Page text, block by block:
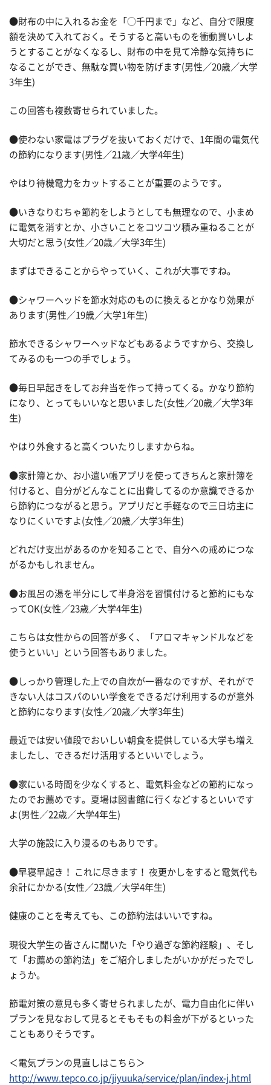
●財布の中に入れるお金を「○千円まで」など、自分で限度
額を決めて入れておく。そうすると高いものを衝動買いしよ
うとすることがなくなるし、財布の中を見て冷静な気持ちに
なることができ、無駄な買い物を防げます(男性／20歳／大学
3年生)
この回答も複数寄せられていました。
●使わない家電はプラグを抜いておくだけで、1年間の電気代
の節約になります(男性／21歳／大学4年生)
やはり待機電力をカットすることが重要のようです。
●いきなりむちゃ節約をしようとしても無理なので、小まめ
に電気を消すとか、小さいことをコツコツ積み重ねることが
大切だと思う(女性／20歳／大学3年生)
まずはできることからやっていく、これが大事ですね。
●シャワーヘッドを節水対応のものに換えるとかなり効果が
あります(男性／19歳／大学1年生)
節水できるシャワーヘッドなどもあるようですから、交換し
てみるのも一つの手でしょう。
●毎日早起きをしてお弁当を作って持ってくる。かなり節約
になり、とってもいいなと思いました(女性／20歳／大学3年
生)
やはり外食すると高くついたりしますからね。
●家計簿とか、お小遣い帳アプリを使ってきちんと家計簿を
付けると、自分がどんなことに出費してるのか意識できるか
ら節約につながると思う。アプリだと手軽なので三日坊主に
なりにくいですよ(女性／20歳／大学3年生)
どれだけ支出があるのかを知ることで、自分への戒めにつな
がるかもしれません。
●お風呂の湯を半分にして半身浴を習慣付けると節約にもな
ってOK(女性／23歳／大学4年生)
こちらは女性からの回答が多く、「アロマキャンドルなどを
使うといい」という回答もありました。
●しっかり管理した上での自炊が一番なのですが、それがで
きない人はコスパのいい学食をできるだけ利用するのが意外
と節約になります(女性／20歳／大学3年生)
最近では安い値段でおいしい朝食を提供している大学も増え
ましたし、できるだけ活用するといいでしょう。
●家にいる時間を少なくすると、電気料金などの節約になっ
たのでお薦めです。夏場は図書館に行くなどするといいです
よ(男性／22歳／大学4年生)
大学の施設に入り浸るのもありです。
●早寝早起き！ これに尽きます！ 夜更かしをすると電気代も
余計にかかる(女性／23歳／大学4年生)
健康のことを考えても、この節約法はいいですね。
現役大学生の皆さんに聞いた「やり過ぎな節約経験」、そし
て「お薦めの節約法」をご紹介しましたがいかがだったでし
ょうか。
節電対策の意見も多く寄せられましたが、電力自由化に伴い
プランを見なおして見るとそもそもの料金が下がるといった
こともありそうです。
＜電気プランの見直しはこちら＞
http://www.tepco.co.jp/jiyuuka/service/plan/index-j.html